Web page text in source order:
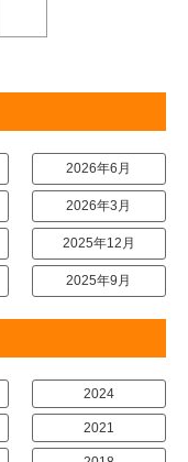
2026年6月
2026年3月
2025年12月
2025年9月
2024
2021